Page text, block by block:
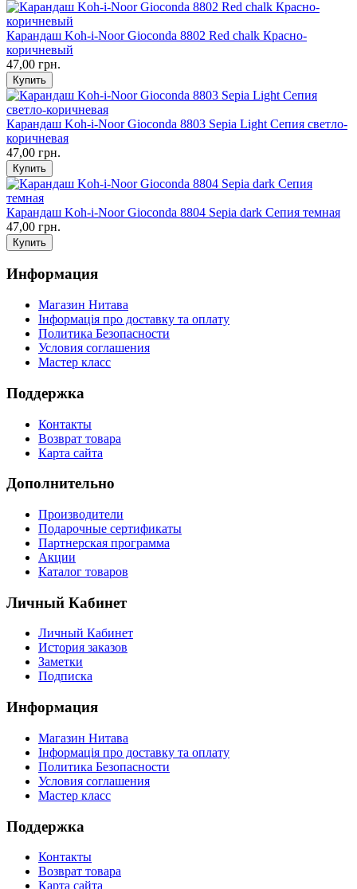
Карандаш Koh-i-Noor Gioconda 8802 Red chalk Красно-
коричневый
47,00 грн.
Карандаш Koh-i-Noor Gioconda 8803 Sepia Light Сепия светло-
коричневая
47,00 грн.
Карандаш Koh-i-Noor Gioconda 8804 Sepia dark Сепия темная
47,00 грн.
Информация
Магазин Нитава
Інформація про доставку та оплату
Политика Безопасности
Условия соглашения
Мастер класс
Поддержка
Контакты
Возврат товара
Карта сайта
Дополнительно
Производители
Подарочные сертификаты
Партнерская программа
Акции
Каталог товаров
Личный Кабинет
Личный Кабинет
История заказов
Заметки
Подписка
Информация
Магазин Нитава
Інформація про доставку та оплату
Политика Безопасности
Условия соглашения
Мастер класс
Поддержка
Контакты
Возврат товара
Карта сайта